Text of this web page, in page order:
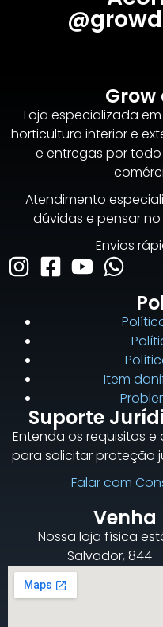
Loja especializada
horticultura interior e
e entregas por
Atendimento
dúvidas e pensar
Envios
Item
Suporte
Entenda os requisitos
para solicitar proteção
Falar com
Venha
Nossa loja física
Salvador, 844